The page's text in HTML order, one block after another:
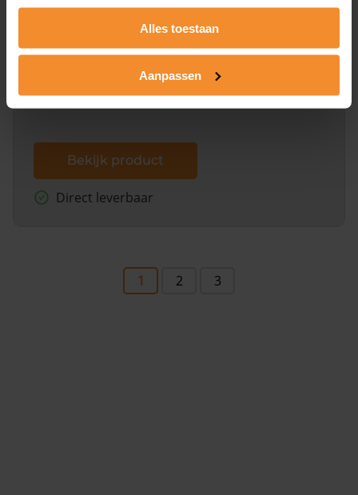
Alles toestaan
Aanpassen
Een uitgebreid overzicht van het perceel en
dit inclusief de luchtfoto!
Bekijk product
Direct leverbaar
1 2 3